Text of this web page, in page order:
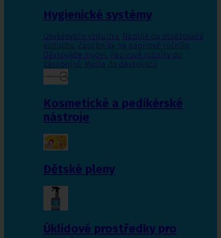
Hygienické systémy
Osvěžovače vzduchu, Náplně do osvěžovačů
vzduchu, Zásobníky na papírové ručníky,
Dávkováče mýdel, Papírové ručníky do
zásobníků, Mýdla do dávkovačů
Kosmetické a pedikérské
nástroje
Dětské pleny
Úklidové prostředky pro